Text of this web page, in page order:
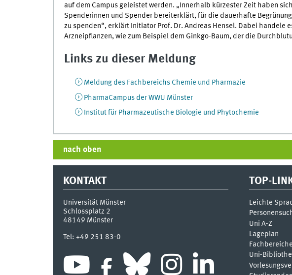
auf dem Campus geleistet werden. „Innerhalb kürzester Zeit haben
Spenderinnen und Spender bereiterklärt, für die dauerhafte
zu spenden“, erklärt Initiator Prof. Dr. Andreas Hensel. Dabei handele
Arzneipflanzen, wie zum Beispiel dem Ginkgo-Baum, der die
Links zu dieser Meldung
Meldung des Fachbereichs Chemie und Pharmazie
PharmaCampus der WWU Münster
Institut für Pharmazeutische Biologie und Phytochemie
nach oben
KONTAKT
Universität Münster
Schlossplatz 2
48149 Münster
Tel: +49 251 83-0
TOP-
Leichte
Uni A-Z
Lageplan
Fachbereiche
Uni-